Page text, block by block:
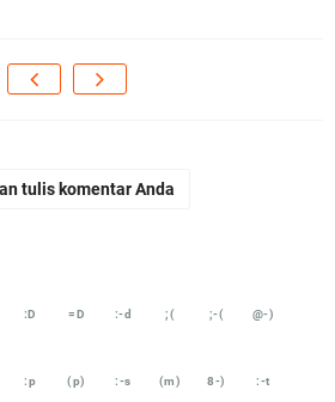
tulis komentar Anda
:D =D :-d ;( ;-( @-)
:p (p) :-s (m) 8-) :-t